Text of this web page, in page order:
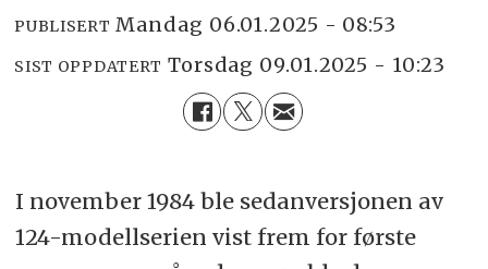
PUBLISERT mandag 06.01.2025 - 08:53
SIST OPPDATERT torsdag 09.01.2025 - 10:23
I november 1984 ble sedanversjonen av
124-modellserien vist frem for første